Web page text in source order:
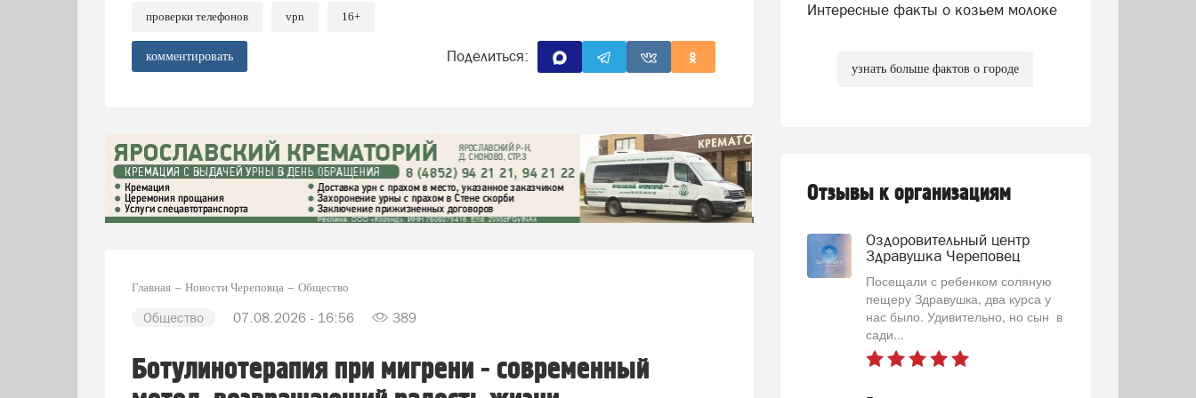
проверки телефонов vpn 16+
комментировать Поделиться:
Главная Новости Череповца Общество
Общество 07.08.2026 - 16:56 389
Ботулинотерапия при мигрени - современный
Интересные факты о козьем молоке
узнать больше фактов о городе
Отзывы к организациям
Оздоровительный центр
Здравушка Череповец
Посещали с ребенком соляную
пещеру Здравушка, два курса у
нас было. Удивительно, но сын в
сади...